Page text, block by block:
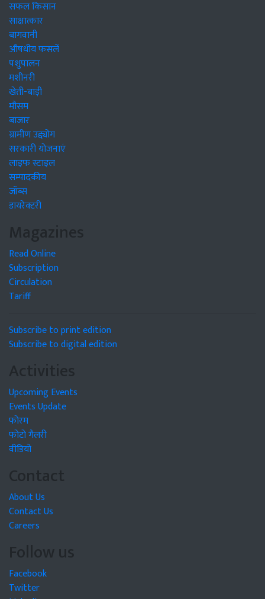
सफल किसान
साक्षात्कार
बागवानी
औषधीय फसलें
पशुपालन
मशीनरी
खेती-बाड़ी
मौसम
बाजार
ग्रामीण उद्द्योग
सरकारी योजनाएं
लाइफ स्टाइल
सम्पादकीय
जॉब्स
डायरेक्टरी
Magazines
Read Online
Subscription
Circulation
Tariff
Subscribe to print edition
Subscribe to digital edition
Activities
Upcoming Events
Events Update
फोरम
फोटो गैलरी
वीडियो
Contact
About Us
Contact Us
Careers
Follow us
Facebook
Twitter